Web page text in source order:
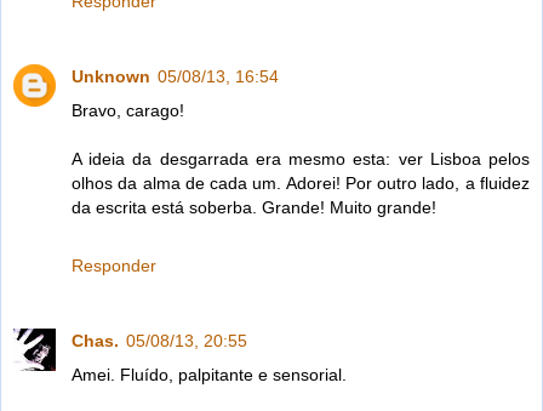
Unknown 05/08/13, 16:54
Bravo, carago!
A ideia da desgarrada era mesmo esta: ver Lisboa pelos
olhos da alma de cada um. Adorei! Por outro lado, a fluidez
da escrita está soberba. Grande! Muito grande!
Responder
Chas. 05/08/13, 20:55
Amei. Fluído, palpitante e sensorial.